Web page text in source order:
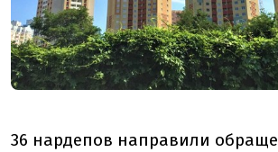
36 нардепов направили